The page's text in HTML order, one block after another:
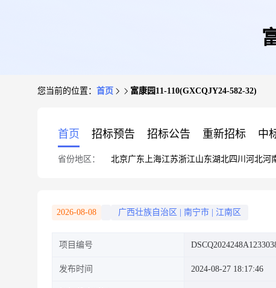
您当前的位置： 首页 富康园11-110(GXCQJY24-582-32)
首页 招标预告 招标公告 重新招标 中
省份地区： 北京广东 上海江苏浙江山东湖北四川 河北河
2026-08-08 广西壮族自治区 南宁市 江南区
项目编号
发布时间 2024-08-27 18:17:46